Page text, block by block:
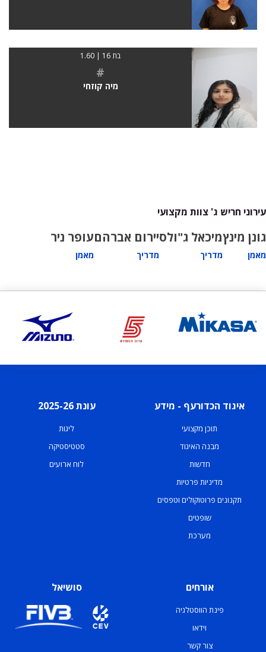
בת 16 | 1.60
#
מיה קוזחי
עירוני חריש ג' צוות מקצועי
גונן מינץ
מאמן
מיכאל ג"ולס
מדריך
יירום אברהם
מדריך
עופר ניר
מאמן
איגוד הכדורעף - מידע
תוכן מקצועי
מבנה האיגוד
חדשות
מדיניות פרטיות
תקנונים פרוטוקולים וטפסים
שופטים
מערכת
עונת 2025-26
ליגות
סטטיסטיקה
לוח ארועים
אורחים
פינת הווסטלגיה
וידאו
צור קשר
סושיאל